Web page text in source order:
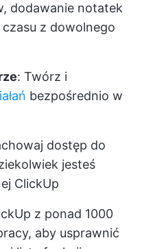
dodawanie notatek
z dowolnego
: Twórz i
bezpośrednio w
dostęp do
jesteś
ClickUp
z ponad 1000
aby usprawnić